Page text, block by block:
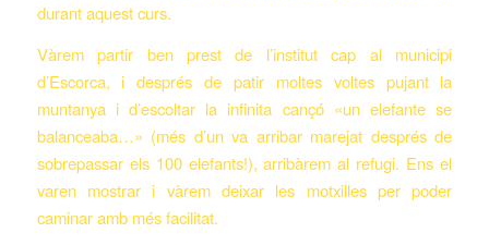
durant aquest curs.
Vàrem partir ben prest de l’institut cap al municipi
d’Escorca, i després de patir moltes voltes pujant la
muntanya i d’escoltar la infinita cançó «un elefante se
balanceaba…» (més d’un va arribar marejat després de
sobrepassar els 100 elefants!), arribàrem al refugi. Ens el
varen mostrar i vàrem deixar les motxilles per poder
caminar amb més facilitat.